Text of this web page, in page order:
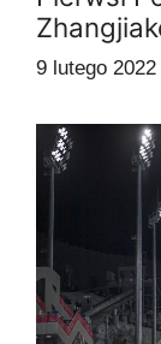
9 lutego 2022